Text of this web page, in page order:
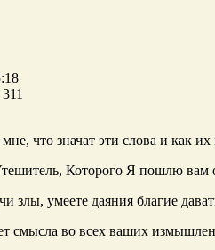
что значат эти слова и как
Которого Я пошлю вам
злы, умеете даяния благие
смысла во всех ваших